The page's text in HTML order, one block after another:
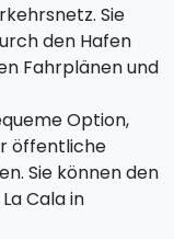
Sie
den Hafen
Fahrplänen und
Option,
öffentliche
Sie können den
Cala in